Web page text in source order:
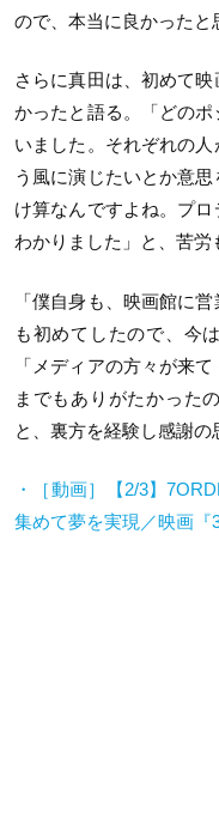
ので、本当に良かったと
さらに真田は、初めて
かったと語る。「どの
いました。それぞれの
う風に演じたいとか意
け算なんですよね。プ
わかりました」と、苦労
「僕自身も、映画館に
も初めてしたので、今
「メディアの方々が来
までもありがたかった
と、裏方を経験し感謝の
・［動画］【2/3】
集めて夢を実現／映画『